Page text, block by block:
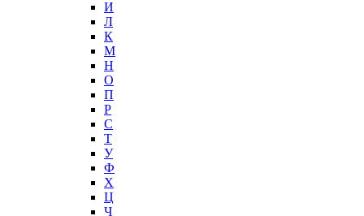
И
Л
К
М
Н
О
П
Р
С
Т
У
Ф
Х
Ц
Ч